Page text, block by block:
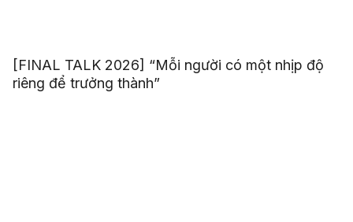
[FINAL TALK 2026] “Mỗi người có một nhịp độ
riêng để trưởng thành”